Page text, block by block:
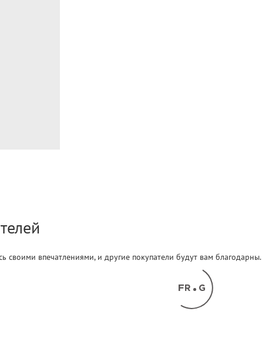
своими впечатлениями, и другие покупатели будут вам благодарны.